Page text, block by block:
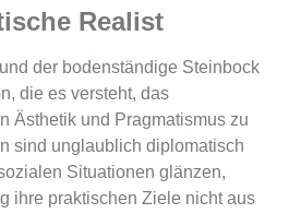
Realist
der bodenständige Steinbock
die es versteht, das
Ästhetik und Pragmatismus zu
sind unglaublich diplomatisch
Situationen glänzen,
ihre praktischen Ziele nicht aus